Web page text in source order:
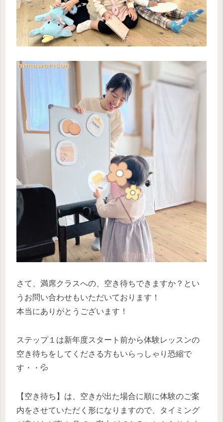
さて、満席クラスへの、空き待ちできますか？とい
うお問い合わせもいただいております！
本当にありがとうございます！
ステップ１は新年度スタート前から体験レッスンの
空き待ちをしてくださる方もいらっしゃり恐縮で
す・・💦
【空き待ち】は、空きが出た場合に順に体験のご案
内をさせていただく形になりますので、タイミング